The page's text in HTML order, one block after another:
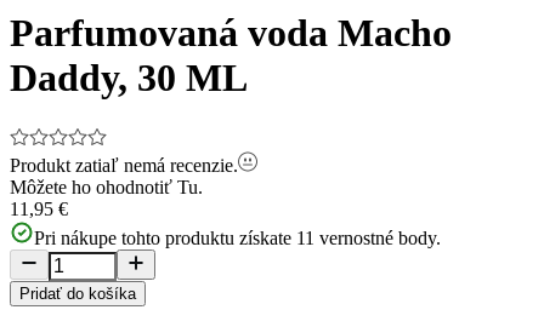
Parfumovaná voda Macho
Daddy, 30 ML
Produkt zatiaľ nemá recenzie.
Môžete ho ohodnotiť Tu.
11,95 €
Pri nákupe tohto produktu získate 11 vernostné body.
Pridať do košíka